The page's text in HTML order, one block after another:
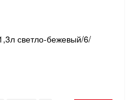
светло-бежевый/6/